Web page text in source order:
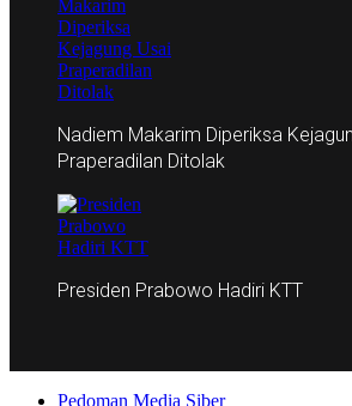
Nadiem Makarim Diperiksa
Praperadilan Ditolak
Presiden Prabowo Hadiri KTT
Pedoman Media Siber